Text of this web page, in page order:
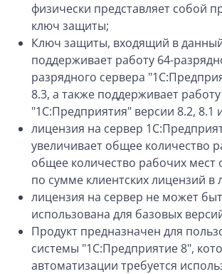
физически представляет собой
ключ защиты;
Ключ защиты, входящий в
поддерживает работу 64-
разрядного сервера
8.3, а также поддерживает
"1С:Предприятия" версии 8.2, 8.1
лицензия на сервер
увеличивает общее количество
общее количество рабочих мест
по сумме клиентских лицензий в
лицензия на сервер не может
использована для базовых
Продукт предназначен для
системы "1С:Предприятие 8",
автоматизации требуется